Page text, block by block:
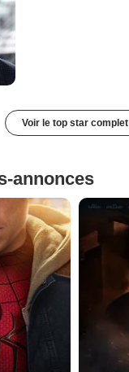
Voir le top star complet
annonces